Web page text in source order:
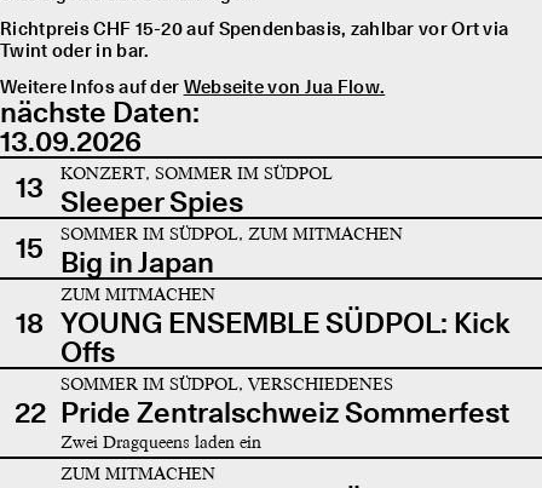
Richtpreis CHF 15-20 auf Spendenbasis, zahlbar vor Ort via
Twint oder in bar.
Weitere Infos auf der Webseite von Jua Flow.
nächste Daten:
13.09.2026
13
KONZERT, SOMMER IM SÜDPOL
Sleeper Spies
15
SOMMER IM SÜDPOL, ZUM MITMACHEN
Big in Japan
18
ZUM MITMACHEN
YOUNG ENSEMBLE SÜDPOL: Kick
Offs
22
SOMMER IM SÜDPOL, VERSCHIEDENES
Pride Zentralschweiz Sommerfest
Zwei Dragqueens laden ein
ZUM MITMACHEN